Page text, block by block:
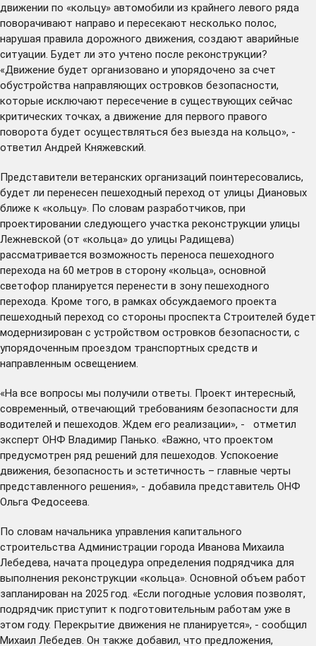
движении по «кольцу» автомобили из крайнего левого ряда
поворачивают направо и пересекают несколько полос,
нарушая правила дорожного движения, создают аварийные
ситуации. Будет ли это учтено после реконструкции?
«Движение будет организовано и упорядочено за счет
обустройства направляющих островков безопасности,
которые исключают пересечение в существующих сейчас
критических точках, а движение для первого правого
поворота будет осуществляться без выезда на кольцо», -
ответил Андрей Княжевский.
Представители ветеранских организаций поинтересовались,
будет ли перенесен пешеходный переход от улицы Диановых
ближе к «кольцу». По словам разработчиков, при
проектировании следующего участка реконструкции улицы
Лежневской (от «кольца» до улицы Радищева)
рассматривается возможность переноса пешеходного
перехода на 60 метров в сторону «кольца», основной
светофор планируется перенести в зону пешеходного
перехода. Кроме того, в рамках обсуждаемого проекта
пешеходный переход со стороны проспекта Строителей будет
модернизирован с устройством островков безопасности, с
упорядоченным проездом транспортных средств и
направленным освещением.
«На все вопросы мы получили ответы. Проект интересный,
современный, отвечающий требованиям безопасности для
водителей и пешеходов. Ждем его реализации», - отметил
эксперт ОНФ Владимир Панько. «Важно, что проектом
предусмотрен ряд решений для пешеходов. Успокоение
движения, безопасность и эстетичность – главные черты
представленного решения», - добавила представитель ОНФ
Ольга Федосеева.
По словам начальника управления капитального
строительства Администрации города Иванова Михаила
Лебедева, начата процедура определения подрядчика для
выполнения реконструкции «кольца». Основной объем работ
запланирован на 2025 год. «Если погодные условия позволят,
подрядчик приступит к подготовительным работам уже в
этом году. Перекрытие движения не планируется», - сообщил
Михаил Лебедев. Он также добавил, что предложения,